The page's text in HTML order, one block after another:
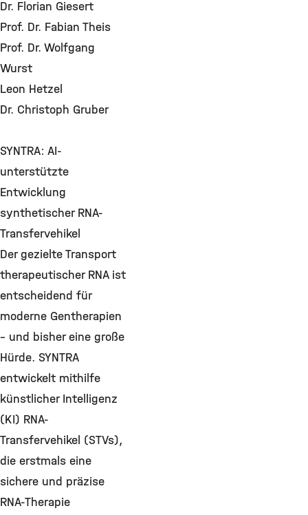
Dr. Florian Giesert
Prof. Dr. Fabian Theis
Prof. Dr. Wolfgang
Wurst
Leon Hetzel
Dr. Christoph Gruber
SYNTRA: AI-
unterstützte
Entwicklung
synthetischer RNA-
Transfervehikel
Der gezielte Transport
therapeutischer RNA ist
entscheidend für
moderne Gentherapien
– und bisher eine große
Hürde. SYNTRA
entwickelt mithilfe
künstlicher Intelligenz
(KI) RNA-
Transfervehikel (STVs),
die erstmals eine
sichere und präzise
RNA-Therapie